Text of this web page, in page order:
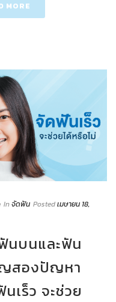
MORE
Inจัดฟัน Postedเมษายน 18,
นบนและฟัน
สองปัญหา
เร็ว จะช่วย